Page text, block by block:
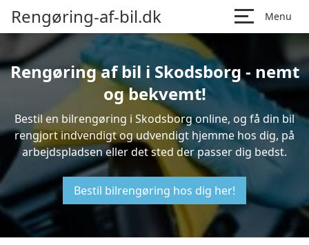
Rengøring-af-bil.dk Menu
Rengøring af bil i Skodsborg - nemt
og bekvemt!
Bestil en bilrengøring i Skodsborg online, og få din bil
rengjort indvendigt og udvendigt hjemme hos dig, på
arbejdspladsen eller det sted der passer dig bedst.
Bestil bilrengøring hos dig her!